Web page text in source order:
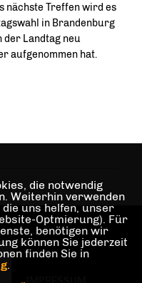
nächste Treffen wird es
in Brandenburg
der Landtag neu
aufgenommen hat.
die notwendig
Weiterhin verwenden
uns helfen, unser
Optmierung). Für
benötigen wir
können Sie jederzeit
finden Sie in
.